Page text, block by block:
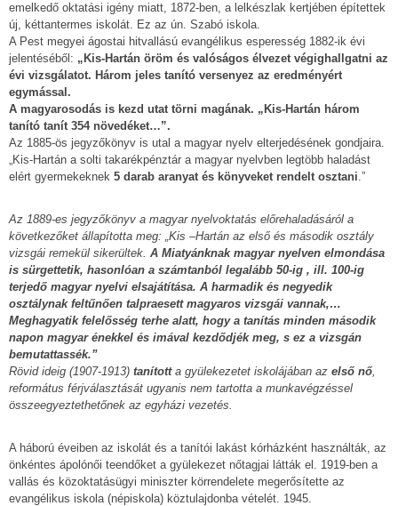
emelkedő oktatási igény miatt, 1872-ben, a lelkészlak kertjében építettek
új, kéttantermes iskolát. Ez az ún. Szabó iskola.
A Pest megyei ágostai hitvallású evangélikus esperesség 1882-ik évi
jelentéséből: „Kis-Hartán öröm és valóságos élvezet végighallgatni az
évi vizsgálatot. Három jeles tanító versenyez az eredményért
egymással.
A magyarosodás is kezd utat törni magának. „Kis-Hartán három
tanító tanít 354 növedéket…”.
Az 1885-ös jegyzőkönyv is utal a magyar nyelv elterjedésének gondjaira.
„Kis-Hartán a solti takarékpénztár a magyar nyelvben legtöbb haladást
elért gyermekeknek 5 darab aranyat és könyveket rendelt osztani.”
Az 1889-es jegyzőkönyv a magyar nyelvoktatás előrehaladásáról a
következőket állapította meg: „Kis –Hartán az első és második osztály
vizsgái remekül sikerültek. A Miatyánknak magyar nyelven elmondása
is sürgettetik, hasonlóan a számtanból legalább 50-ig , ill. 100-ig
terjedő magyar nyelvi elsajátítása. A harmadik és negyedik
osztálynak feltűnően talpraesett magyaros vizsgái vannak,…
Meghagyatik felelősség terhe alatt, hogy a tanítás minden második
napon magyar énekkel és imával kezdődjék meg, s ez a vizsgán
bemutattassék.”
Rövid ideig (1907-1913) tanította gyülekezetet iskolájában az első nő,
református férjválasztását ugyanis nem tartotta a munkavégzéssel
összeegyeztethetőnek az egyházi vezetés.
A háború éveiben az iskolát és a tanítói lakást kórházként használták, az
önkéntes ápolónői teendőket a gyülekezet nőtagjai látták el. 1919-ben a
vallás és közoktatásügyi miniszter körrendelete megerősítette az
evangélikus iskola (népiskola) köztulajdonba vételét. 1945.